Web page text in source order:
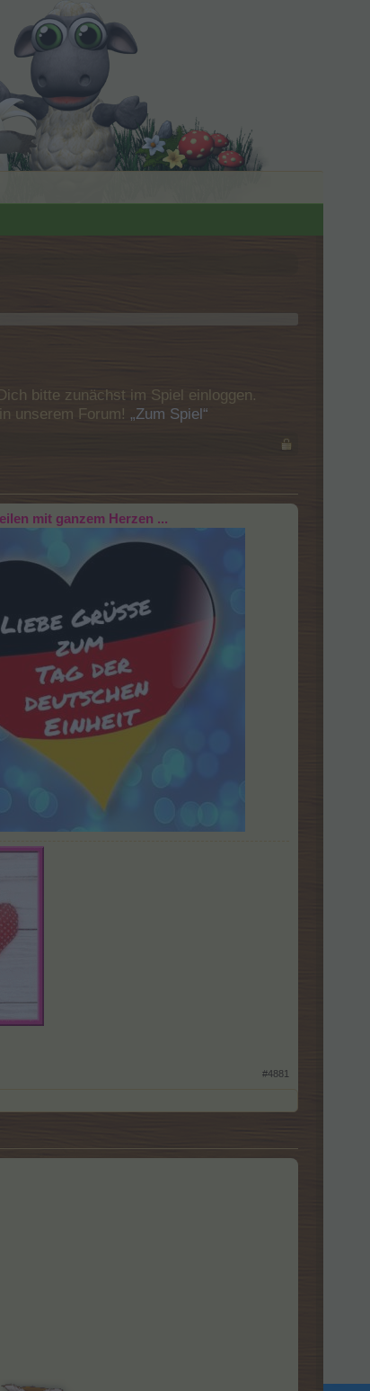
bitte zunächst im Spiel einloggen.
unserem Forum! „Zum Spiel“
mit ganzem Herzen ...
#4881